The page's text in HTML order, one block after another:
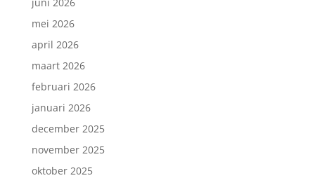
mei 2026
april 2026
maart 2026
februari 2026
januari 2026
december 2025
november 2025
oktober 2025